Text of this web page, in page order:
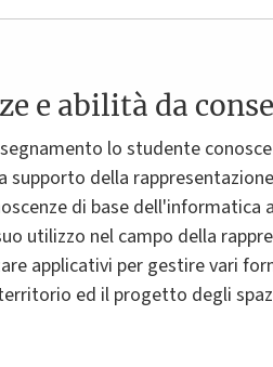
e abilità da
lo studente
supporto della
di base
utilizzo nel campo della
applicativi per gestire vari
ed il progetto degli